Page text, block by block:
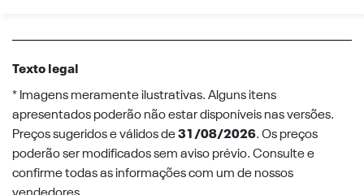
Texto legal
* Imagens meramente ilustrativas. Alguns itens
apresentados poderão não estar disponíveis nas versões.
Preços sugeridos e válidos de31/08/2026. Os preços
poderão ser modificados sem aviso prévio. Consulte e
confirme todas as informações com um de nossos